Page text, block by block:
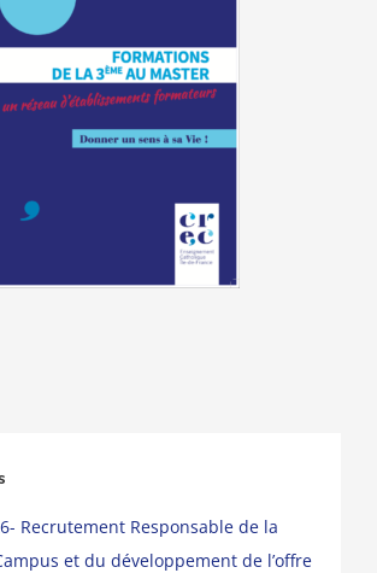
Recrutement Responsable de la
et du développement de l’offre